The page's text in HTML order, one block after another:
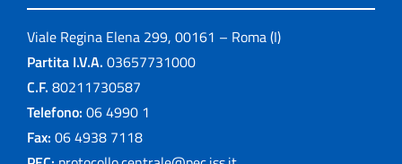
Viale Regina Elena 299, 00161 – Roma (I)
Partita I.V.A. 03657731000
C.F. 80211730587
Telefono: 06 4990 1
Fax: 06 4938 7118